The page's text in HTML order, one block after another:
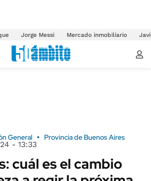
Jorge Messi Mercado inmobiliario
General Provincia de Buenos Aires
- 13:33
cuál es el cambio